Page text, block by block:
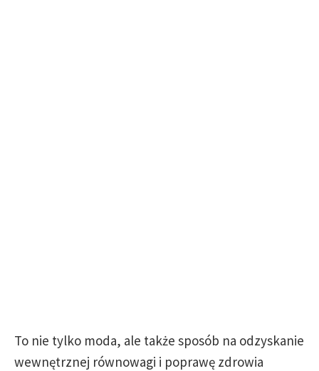
To nie tylko moda, ale także sposób na odzyskanie
wewnętrznej równowagi i poprawę zdrowia